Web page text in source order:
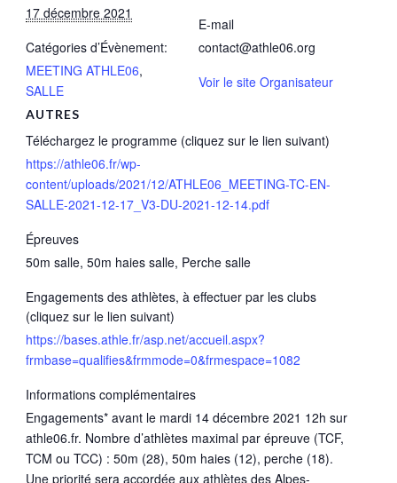
17 décembre 2021
Catégories d’Évènement:
MEETING ATHLE06,
SALLE
E-mail
contact@athle06.org
Voir le site Organisateur
AUTRES
Téléchargez le programme (cliquez sur le lien suivant)
https://athle06.fr/wp-
content/uploads/2021/12/ATHLE06_MEETING-TC-EN-
SALLE-2021-12-17_V3-DU-2021-12-14.pdf
Épreuves
50m salle, 50m haies salle, Perche salle
Engagements des athlètes, à effectuer par les clubs
(cliquez sur le lien suivant)
https://bases.athle.fr/asp.net/accueil.aspx?
frmbase=qualifies&frmmode=0&frmespace=1082
Informations complémentaires
Engagements* avant le mardi 14 décembre 2021 12h sur
athle06.fr. Nombre d’athlètes maximal par épreuve (TCF,
TCM ou TCC) : 50m (28), 50m haies (12), perche (18).
Une priorité sera accordée aux athlètes des Alpes-